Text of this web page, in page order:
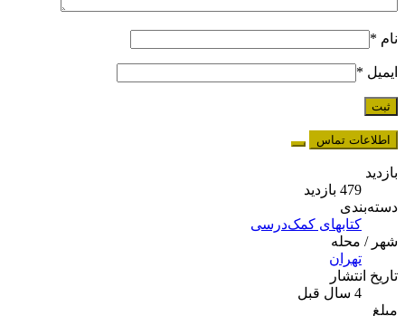
نام *
ایمیل *
اطلاعات تماس
بازدید
479 بازدید
دسته‌بندی
کتابهای کمک‌درسی
شهر / محله
تهران
تاریخ انتشار
4 سال قبل
مبلغ